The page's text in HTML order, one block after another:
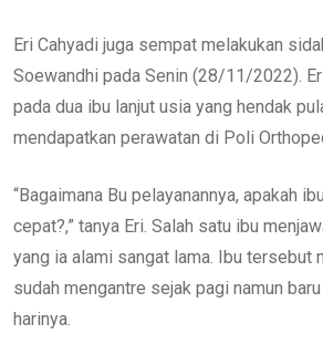
Eri Cahyadi juga sempat melakukan
Soewandhi pada Senin (28/11/2022).
pada dua ibu lanjut usia yang hendak
mendapatkan perawatan di Poli
“Bagaimana Bu pelayanannya, apakah
cepat?,” tanya Eri. Salah satu ibu
yang ia alami sangat lama. Ibu tersebut
sudah mengantre sejak pagi namun
harinya.